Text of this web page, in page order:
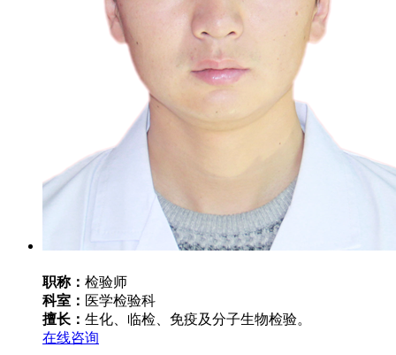
职称： 检验师
科室： 医学检验科
擅长： 生化、临检、免疫及分子生物检验。
在线咨询